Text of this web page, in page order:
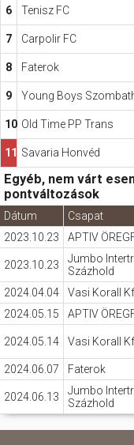
6 Tenisz FC
7 Carpolir FC
8 Faterok
9 Young Boys
10 Old Time PP Trans
11 Savaria Honvéd
Egyéb, nem várt
pontváltozások
Dátum Csapat
2023.10.23
APTIV
2023.10.23
Jumbo
Százhold
2024.04.04 Vasi Korall
2024.05.15
APTIV
2024.05.14 Vasi Korall
2024.06.07 Faterok
2024.06.13
Jumbo
Százhold